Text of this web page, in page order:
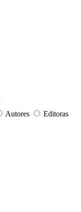
Autores Editoras